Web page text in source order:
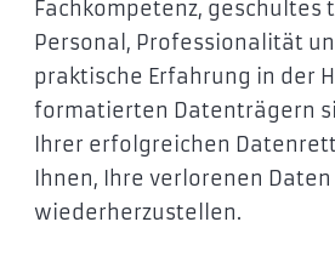
Fachkompetenz, geschultes
Personal, Professionalität
praktische Erfahrung in der
formatierten Datenträgern
Ihrer erfolgreichen
Ihnen, Ihre verlorenen Daten
wiederherzustellen.